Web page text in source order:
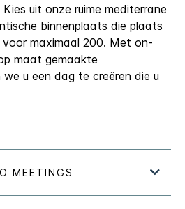
uit onze ruime mediterrane
binnenplaats die plaats
maximaal 200. Met on-
maat gemaakte
we u een dag te creëren die u